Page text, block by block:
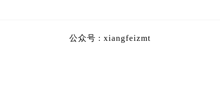
公众号 : xiangfeizmt